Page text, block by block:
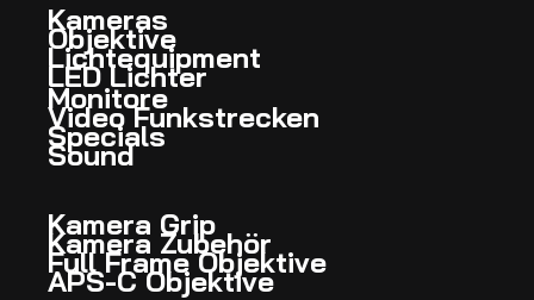
Kameras
Objektive
Lichtequipment
LED Lichter
Monitore
Video Funkstrecken
Specials
Sound
Kamera Grip
Kamera Zubehör
Full Frame Objektive
APS-C Objektive